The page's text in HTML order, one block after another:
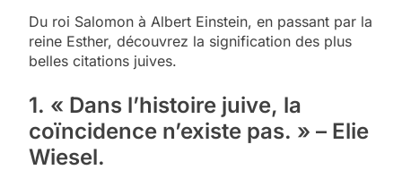
Du roi Salomon à Albert Einstein, en passant par la
reine Esther, découvrez la signification des plus
belles citations juives.
1. « Dans l’histoire juive, la
coïncidence n’existe pas. » – Elie
Wiesel.